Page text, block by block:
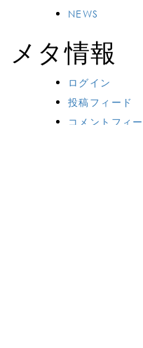
NEWS
メタ情報
ログイン
投稿フィード
コメントフィ